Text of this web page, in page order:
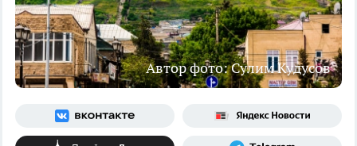
Автор фото: Сулим Кудусов